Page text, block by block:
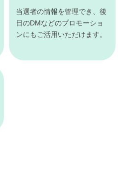
当選者の情報を管理でき、後
日のDMなどのプロモーショ
ンにもご活用いただけます。